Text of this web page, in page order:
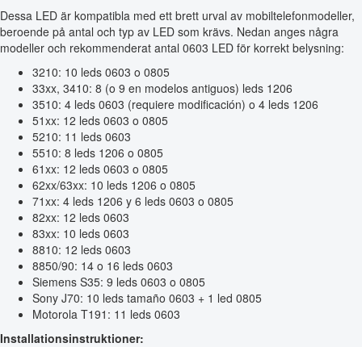
Dessa LED är kompatibla med ett brett urval av mobiltelefonmodeller,
beroende på antal och typ av LED som krävs. Nedan anges några
modeller och rekommenderat antal 0603 LED för korrekt belysning:
3210: 10 leds 0603 o 0805
33xx, 3410: 8 (o 9 en modelos antiguos) leds 1206
3510: 4 leds 0603 (requiere modificación) o 4 leds 1206
51xx: 12 leds 0603 o 0805
5210: 11 leds 0603
5510: 8 leds 1206 o 0805
61xx: 12 leds 0603 o 0805
62xx/63xx: 10 leds 1206 o 0805
71xx: 4 leds 1206 y 6 leds 0603 o 0805
82xx: 12 leds 0603
83xx: 10 leds 0603
8810: 12 leds 0603
8850/90: 14 o 16 leds 0603
Siemens S35: 9 leds 0603 o 0805
Sony J70: 10 leds tamaño 0603 + 1 led 0805
Motorola T191: 11 leds 0603
Installationsinstruktioner: